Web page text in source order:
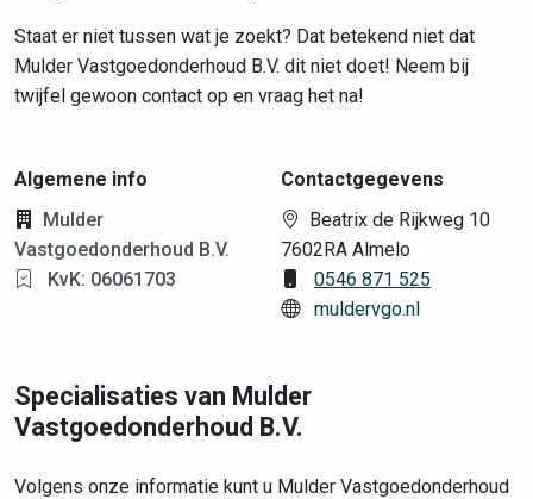
Staat er niet tussen wat je zoekt? Dat betekend niet dat
Mulder Vastgoedonderhoud B.V. dit niet doet! Neem bij
twijfel gewoon contact op en vraag het na!
Algemene info
Mulder
Vastgoedonderhoud B.V.
KvK: 06061703
Contactgegevens
Beatrix de Rijkweg 10
7602RA Almelo
0546 871 525
muldervgo.nl
Specialisaties van Mulder
Vastgoedonderhoud B.V.
Volgens onze informatie kunt u Mulder Vastgoedonderhoud